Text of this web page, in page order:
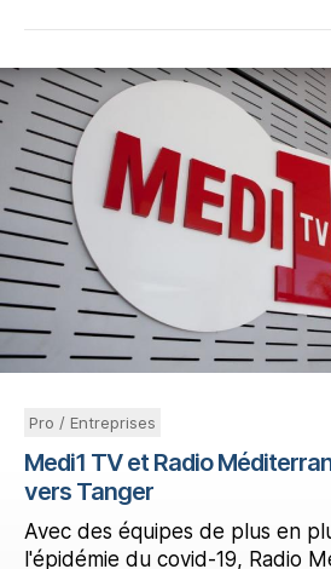
Pro / Entreprises
Medi1 TV et Radio
vers Tanger
Avec des équipes de plus en
l'épidémie du covid-19, Radio